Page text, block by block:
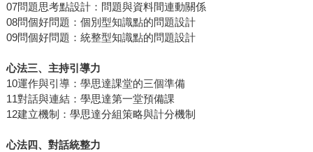
07問題思考點設計：問題與資料間連動關係
08問個好問題：個別型知識點的問題設計
09問個好問題：統整型知識點的問題設計
心法三、主持引導力
10運作與引導：學思達課堂的三個準備
11對話與連結：學思達第一堂預備課
12建立機制：學思達分組策略與計分機制
心法四、對話統整力